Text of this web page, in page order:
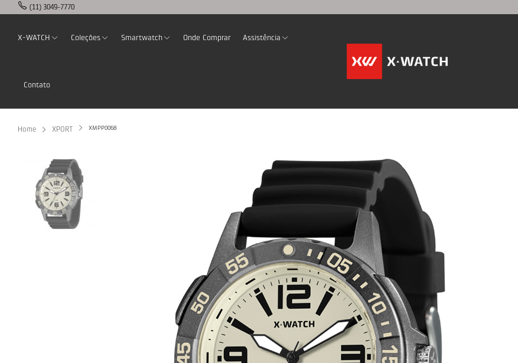
(11) 3049-7770
X-WATCH Coleções Smartwatch Onde Comprar Assistência
Contato
Home XPORT XMPP0068